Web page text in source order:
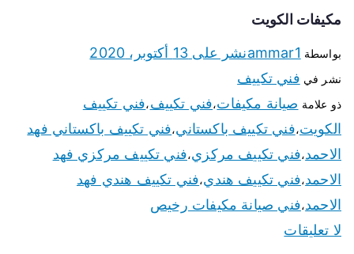
مكيفات الكويت
بواسطة ammar1نشر على 13 أكتوبر، 2020
نشر في فني تكييف
ذو علامة صيانة مكيفات،فني تكييف،فني تكييف
الكويت،فني تكييف باكستاني،فني تكييف باكستاني فهد
الاحمد،فني تكييف مركزي،فني تكييف مركزي فهد
الاحمد،فني تكييف هندي،فني تكييف هندي فهد
الاحمد،فني صيانة مكيفات رخيص
لا تعليقات